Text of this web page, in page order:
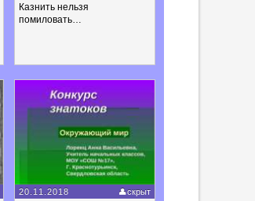
Казнить нельзя
помиловать…
20.11.2018 скрыт